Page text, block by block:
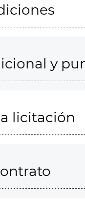
y
licitación